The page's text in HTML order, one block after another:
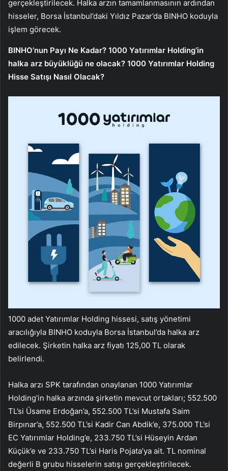
gerçekleştirilecek. Halka arzın tamamlanmasının ardından
hisseler, Borsa İstanbul’daki Yıldız Pazar’da BINHO koduyla
işlem görecek.
BINHO’nun Payı Ne Kadar? 1000 Yatırımlar Holding’in
halka arz büyüklüğü ne olacak? 1000 Yatırımlar Holding
Hisse Satışı Nasıl Olacak?
1000 adet Yatırımlar Holding hissesi, satış yönetimi
aracılığıyla BINHO koduyla Borsa İstanbul’da halka arz
edilecek. Şirketin halka arz fiyatı 125,00 TL olarak
belirlendi.
Halka arzı SPK tarafından onaylanan 1000 Yatırımlar
Holding’in halka arzında şirketin mevcut ortakları; 552.500
TL’si Üsame Erdoğan’a, 552.500 TL’si Mustafa Saim
Birpınar’a, 552.500 TL’si Kadir Can Abdik’e, 375.000 TL’si
EC Yatırımlar Holding’e, 233.750 TL’si Hüseyin Ardan
Küçük’e ve 233.750 TL’si Haris Pojata’ya ait. TL nominal
değerli B grubu hisselerin satışı gerçekleştirilecek.